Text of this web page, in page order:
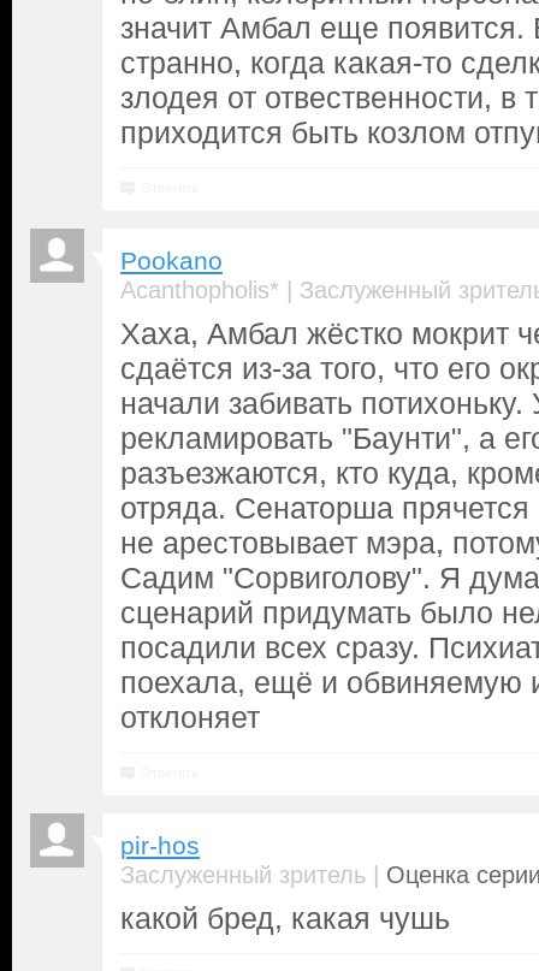
значит Амбал еще появится.
странно, когда какая-то
злодея от отвественности, в
приходится быть козлом
Pookano
Acanthopholis* | Заслуженный
Хаха, Амбал жёстко мокрит
сдаётся из-за того, что его
начали забивать потихоньку.
рекламировать "Баунти", а
разъезжаются, кто куда,
отряда. Сенаторша
не арестовывает мэра,
Садим "Сорвиголову". Я
сценарий придумать было
посадили всех сразу.
поехала, ещё и обвиняемую
отклоняет
pir-hos
Заслуженный зритель | Оценка
какой бред, какая чушь